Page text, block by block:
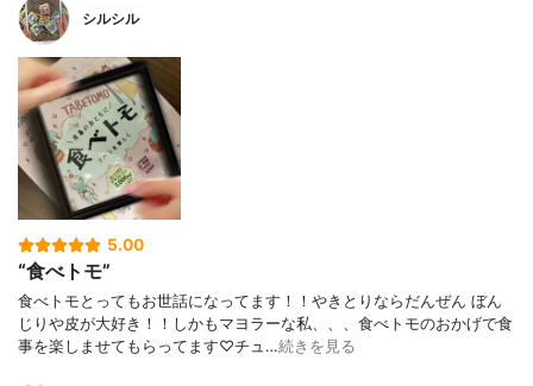
シルシル
5.00
“食べトモ”
食べトモとってもお世話になってます！！やきとりならだんぜん ぼん
じりや皮が大好き！！しかもマヨラーな私、、、食べトモのおかげで食
事を楽しませてもらってます♡チュ…続きを見る